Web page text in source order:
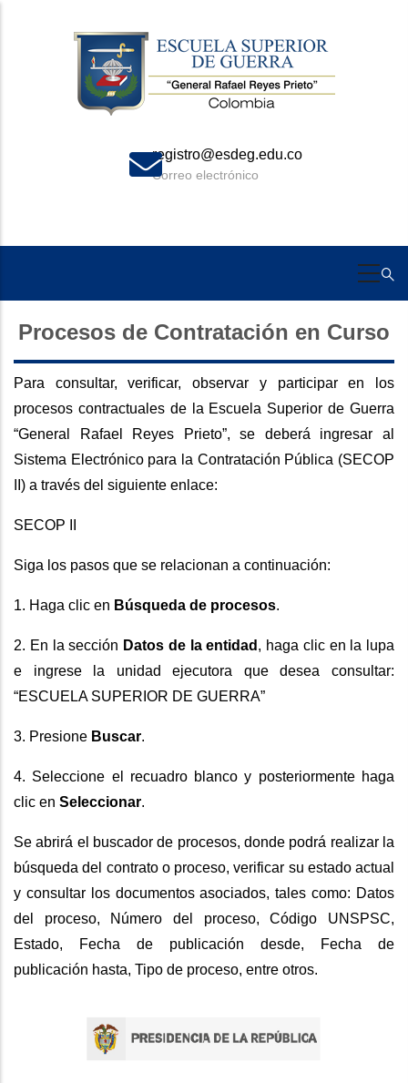
registro@esdeg.edu.co
Correo electrónico
Procesos de Contratación en Curso
Para consultar, verificar, observar y participar en los
procesos contractuales de la Escuela Superior de Guerra
“General Rafael Reyes Prieto”, se deberá ingresar al
Sistema Electrónico para la Contratación Pública (SECOP
II) a través del siguiente enlace:
SECOP II
Siga los pasos que se relacionan a continuación:
1. Haga clic en Búsqueda de procesos.
2. En la sección Datos de la entidad , haga clic en la lupa
e ingrese la unidad ejecutora que desea consultar:
“ESCUELA SUPERIOR DE GUERRA”
3. Presione Buscar.
4. Seleccione el recuadro blanco y posteriormente haga
clic en Seleccionar.
Se abrirá el buscador de procesos, donde podrá realizar la
búsqueda del contrato o proceso, verificar su estado actual
y consultar los documentos asociados, tales como: Datos
del proceso, Número del proceso, Código UNSPSC,
Estado, Fecha de publicación desde, Fecha de
publicación hasta, Tipo de proceso, entre otros.